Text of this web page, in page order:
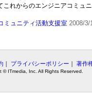
これからのエンジニアコミュニ
ミュニティ活動支援室 2008/3/
プライバシーポリシー 著作
© ITmedia, Inc. All Rights Reserved.